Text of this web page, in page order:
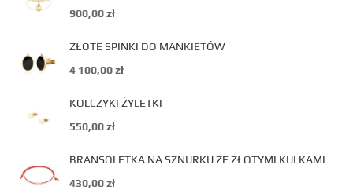
900,00zł
ZŁOTE SPINKI DO MANKIETÓW
4 100,00zł
KOLCZYKI ŻYLETKI
550,00zł
BRANSOLETKA NA SZNURKU ZE ZŁOTYMI KULKAMI
430,00zł